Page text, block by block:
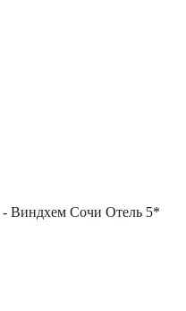
Виндхем Сочи Отель 5*